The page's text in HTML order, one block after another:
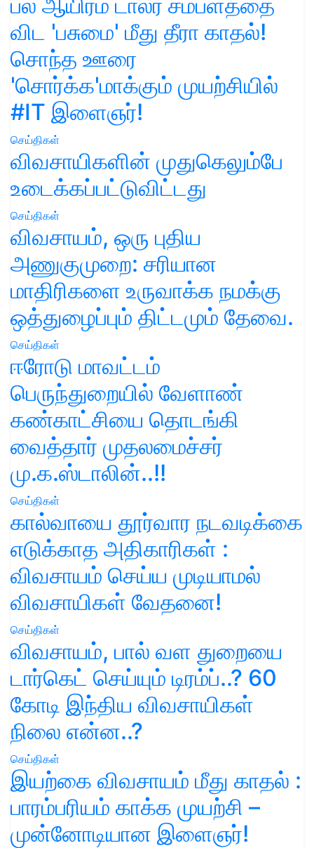
விட 'பசுமை' மீது தீரா காதல்!
சொந்த ஊரை
'சொர்க்க'மாக்கும் முயற்சியில்
#IT இளைஞர்!
செய்திகள்
விவசாயிகளின் முதுகெலும்பே
உடைக்கப்பட்டுவிட்டது
செய்திகள்
விவசாயம், ஒரு புதிய
அணுகுமுறை: சரியான
மாதிரிகளை உருவாக்க நமக்கு
ஒத்துழைப்பும் திட்டமும் தேவை.
செய்திகள்
ஈரோடு மாவட்டம்
பெருந்துறையில் வேளாண்
கண்காட்சியை தொடங்கி
வைத்தார் முதலமைச்சர்
மு.க.ஸ்டாலின்..!!
செய்திகள்
கால்வாயை தூர்வார நடவடிக்கை
எடுக்காத அதிகாரிகள் :
விவசாயம் செய்ய முடியாமல்
விவசாயிகள் வேதனை!
செய்திகள்
விவசாயம், பால் வள துறையை
டார்கெட் செய்யும் டிரம்ப்..? 60
கோடி இந்திய விவசாயிகள்
நிலை என்ன..?
செய்திகள்
இயற்கை விவசாயம் மீது காதல் :
பாரம்பரியம் காக்க முயற்சி –
முன்னோடியான இளைஞர்!